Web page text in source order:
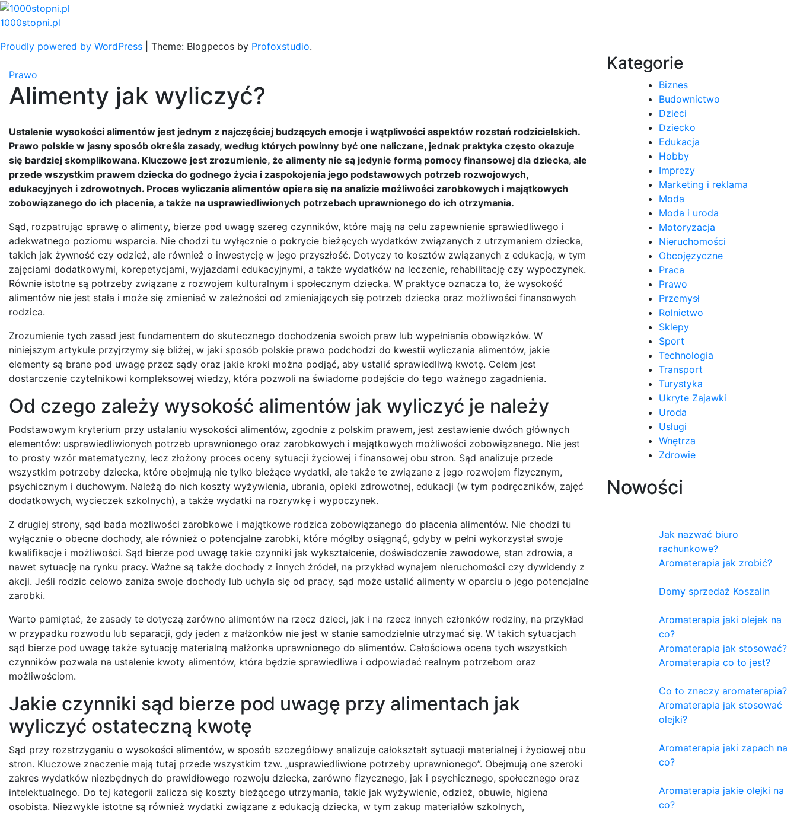
Skip
to
1000stopni.pl
Proudly powered by WordPress
Theme: Blogpecos by Profoxstudio.
Prawo
Alimenty jak wyliczyć?
Ustalenie wysokości alimentów jest jednym z najczęściej budzących emocje i wątpliwości aspektów rozstań rodzicielskich.
Prawo polskie w jasny sposób określa zasady, według których powinny być one naliczane, jednak praktyka często okazuje
się bardziej skomplikowana. Kluczowe jest zrozumienie, że alimenty nie są jedynie formą pomocy finansowej dla dziecka, ale
przede wszystkim prawem dziecka do godnego życia i zaspokojenia jego podstawowych potrzeb rozwojowych,
edukacyjnych i zdrowotnych. Proces wyliczania alimentów opiera się na analizie możliwości zarobkowych i majątkowych
zobowiązanego do ich płacenia, a także na usprawiedliwionych potrzebach uprawnionego do ich otrzymania.
Sąd, rozpatrując sprawę o alimenty, bierze pod uwagę szereg czynników, które mają na celu zapewnienie sprawiedliwego i
adekwatnego poziomu wsparcia. Nie chodzi tu wyłącznie o pokrycie bieżących wydatków związanych z utrzymaniem dziecka,
takich jak żywność czy odzież, ale również o inwestycję w jego przyszłość. Dotyczy to kosztów związanych z edukacją, w tym
zajęciami dodatkowymi, korepetycjami, wyjazdami edukacyjnymi, a także wydatków na leczenie, rehabilitację czy wypoczynek.
Równie istotne są potrzeby związane z rozwojem kulturalnym i społecznym dziecka. W praktyce oznacza to, że wysokość
alimentów nie jest stała i może się zmieniać w zależności od zmieniających się potrzeb dziecka oraz możliwości finansowych
rodzica.
Zrozumienie tych zasad jest fundamentem do skutecznego dochodzenia swoich praw lub wypełniania obowiązków. W
niniejszym artykule przyjrzymy się bliżej, w jaki sposób polskie prawo podchodzi do kwestii wyliczania alimentów, jakie
elementy są brane pod uwagę przez sądy oraz jakie kroki można podjąć, aby ustalić sprawiedliwą kwotę. Celem jest
dostarczenie czytelnikowi kompleksowej wiedzy, która pozwoli na świadome podejście do tego ważnego zagadnienia.
Od czego zależy wysokość alimentów jak wyliczyć je należy
Podstawowym kryterium przy ustalaniu wysokości alimentów, zgodnie z polskim prawem, jest zestawienie dwóch głównych
elementów: usprawiedliwionych potrzeb uprawnionego oraz zarobkowych i majątkowych możliwości zobowiązanego. Nie jest
to prosty wzór matematyczny, lecz złożony proces oceny sytuacji życiowej i finansowej obu stron. Sąd analizuje przede
wszystkim potrzeby dziecka, które obejmują nie tylko bieżące wydatki, ale także te związane z jego rozwojem fizycznym,
psychicznym i duchowym. Należą do nich koszty wyżywienia, ubrania, opieki zdrowotnej, edukacji (w tym podręczników, zajęć
dodatkowych, wycieczek szkolnych), a także wydatki na rozrywkę i wypoczynek.
Z drugiej strony, sąd bada możliwości zarobkowe i majątkowe rodzica zobowiązanego do płacenia alimentów. Nie chodzi tu
wyłącznie o obecne dochody, ale również o potencjalne zarobki, które mógłby osiągnąć, gdyby w pełni wykorzystał swoje
kwalifikacje i możliwości. Sąd bierze pod uwagę takie czynniki jak wykształcenie, doświadczenie zawodowe, stan zdrowia, a
nawet sytuację na rynku pracy. Ważne są także dochody z innych źródeł, na przykład wynajem nieruchomości czy dywidendy z
akcji. Jeśli rodzic celowo zaniża swoje dochody lub uchyla się od pracy, sąd może ustalić alimenty w oparciu o jego potencjalne
zarobki.
Warto pamiętać, że zasady te dotyczą zarówno alimentów na rzecz dzieci, jak i na rzecz innych członków rodziny, na przykład
w przypadku rozwodu lub separacji, gdy jeden z małżonków nie jest w stanie samodzielnie utrzymać się. W takich sytuacjach
sąd bierze pod uwagę także sytuację materialną małżonka uprawnionego do alimentów. Całościowa ocena tych wszystkich
czynników pozwala na ustalenie kwoty alimentów, która będzie sprawiedliwa i odpowiadać realnym potrzebom oraz
możliwościom.
Jakie czynniki sąd bierze pod uwagę przy alimentach jak
wyliczyć ostateczną kwotę
Sąd przy rozstrzyganiu o wysokości alimentów, w sposób szczegółowy analizuje całokształt sytuacji materialnej i życiowej obu
stron. Kluczowe znaczenie mają tutaj przede wszystkim tzw. „usprawiedliwione potrzeby uprawnionego”. Obejmują one szeroki
zakres wydatków niezbędnych do prawidłowego rozwoju dziecka, zarówno fizycznego, jak i psychicznego, społecznego oraz
intelektualnego. Do tej kategorii zalicza się koszty bieżącego utrzymania, takie jak wyżywienie, odzież, obuwie, higiena
osobista. Niezwykle istotne są również wydatki związane z edukacją dziecka, w tym zakup materiałów szkolnych,
Kategorie
Biznes
Budownictwo
Dzieci
Dziecko
Edukacja
Hobby
Imprezy
Marketing i reklama
Moda
Moda i uroda
Motoryzacja
Nieruchomości
Obcojęzyczne
Praca
Prawo
Przemysł
Rolnictwo
Sklepy
Sport
Technologia
Transport
Turystyka
Ukryte Zajawki
Uroda
Usługi
Wnętrza
Zdrowie
Nowości
Jak nazwać biuro
rachunkowe?
Aromaterapia jak zrobić?
Domy sprzedaż Koszalin
Aromaterapia jaki olejek na
co?
Aromaterapia jak stosować?
Aromaterapia co to jest?
Co to znaczy aromaterapia?
Aromaterapia jak stosować
olejki?
Aromaterapia jaki zapach na
co?
Aromaterapia jakie olejki na
co?